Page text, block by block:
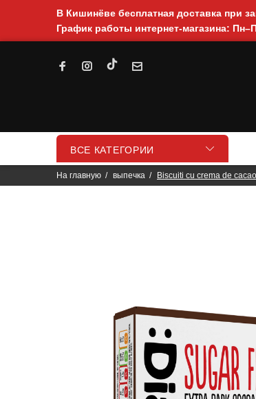
В Кишинёве бесплатная доставка при
График работы интернет-магазина:
ВСЕ КАТЕГОРИИ
На главную выпечка Biscuiti cu crema de